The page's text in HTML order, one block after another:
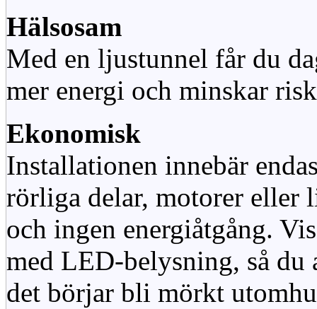
Hälsosam
Med en ljustunnel får du
mer energi och minskar
Ekonomisk
Installationen innebär
rörliga delar, motorer eller
och ingen energiåtgång.
med LED-belysning, så
det börjar bli mörkt